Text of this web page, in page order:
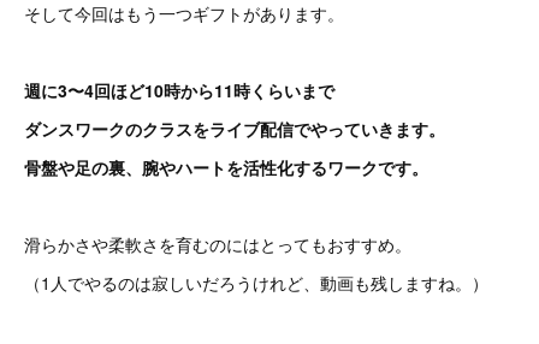
そして今回はもう一つギフトがあります。
週に3〜4回ほど10時から11時くらいまで
ダンスワークのクラスをライブ配信でやっていきます。
骨盤や足の裏、腕やハートを活性化するワークです。
滑らかさや柔軟さを育むのにはとってもおすすめ。
（1人でやるのは寂しいだろうけれど、動画も残しますね。）